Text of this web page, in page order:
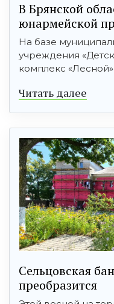
В Брянской
юнармейской
На базе
учреждения
комплекс
Читать далее
Сельцовская
преобразится